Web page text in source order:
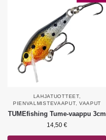
LAHJATUOTTEET,
PIENVALMISTEVAAPUT, VAAPUT
TUMEfishing Tume-vaappu 3cm
14,50 €